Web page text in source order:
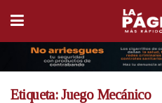
Etiqueta:Juego Mecánico